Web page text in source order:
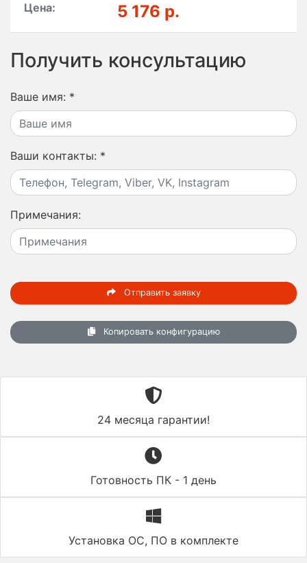
Цена: 5 176 р.
Получить консультацию
Ваше имя: *
Ваши контакты: *
Примечания:
Отправить заявку
Копировать конфигурацию
24 месяца гарантии!
Готовность ПК - 1 день
Установка ОС, ПО в комплекте